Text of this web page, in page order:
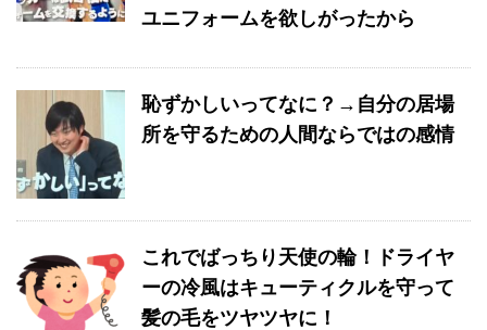
ユニフォームを欲しがったから
恥ずかしいってなに？→自分の居場
所を守るための人間ならではの感情
これでばっちり天使の輪！ドライヤ
ーの冷風はキューティクルを守って
髪の毛をツヤツヤに！